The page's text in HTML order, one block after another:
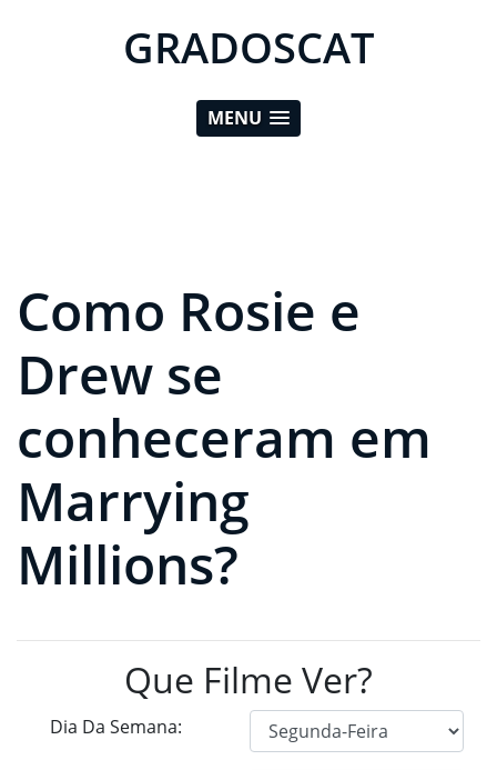
GRADOSCAT
MENU
Como Rosie e
Drew se
conheceram em
Marrying
Millions?
Que Filme Ver?
Dia Da Semana: